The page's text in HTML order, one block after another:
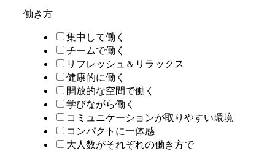
働き方
集中して働く
チームで働く
リフレッシュ＆リラックス
健康的に働く
開放的な空間で働く
学びながら働く
コミュニケーションが取りやすい環境
コンパクトに一体感
大人数がそれぞれの働き方で